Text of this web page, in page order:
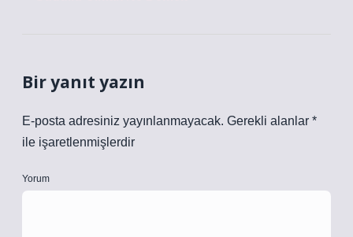
Bir yanıt yazın
E-posta adresiniz yayınlanmayacak. Gerekli alanlar *
ile işaretlenmişlerdir
Yorum